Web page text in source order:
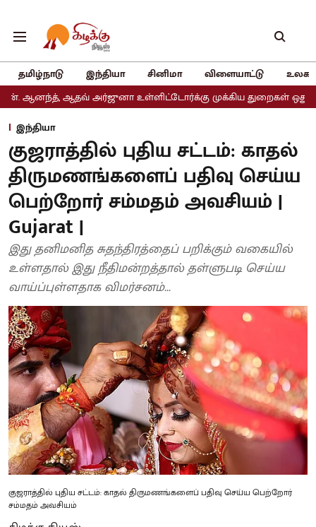
தமிழ்நாடு இந்தியா சினிமா விளையாட்டு
அர்ஜுனா உள்ளிட்டோர்க்கு முக்கிய துறைகள் ஒதுக்கீடு
இந்தியா
குஜராத்தில் புதிய சட்டம்: காதல்
திருமணங்களைப் பதிவு செய்ய
பெற்றோர் சம்மதம் அவசியம் |
Gujarat |
இது தனிமனித சுதந்திரத்தைப் பறிக்கும் வகையில்
உள்ளதால் இது நீதிமன்றத்தால் தள்ளுபடி செய்ய
வாய்ப்புள்ளதாக விமர்சனம்...
குஜராத்தில் புதிய சட்டம்: காதல் திருமணங்களைப் பதிவு செய்ய பெற்றோர்
சம்மதம் அவசியம்